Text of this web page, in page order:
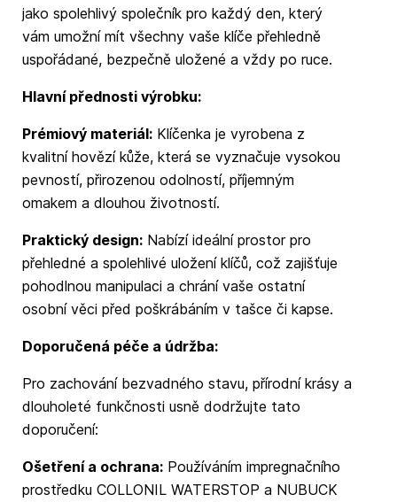
jako spolehlivý společník pro každý den, který
vám umožní mít všechny vaše klíče přehledně
uspořádané, bezpečně uložené a vždy po ruce.
Hlavní přednosti výrobku:
Prémiový materiál:Klíčenka je vyrobena z
kvalitní hovězí kůže, která se vyznačuje vysokou
pevností, přirozenou odolností, příjemným
omakem a dlouhou životností.
Praktický design:Nabízí ideální prostor pro
přehledné a spolehlivé uložení klíčů, což zajišťuje
pohodlnou manipulaci a chrání vaše ostatní
osobní věci před poškrábáním v tašce či kapse.
Doporučená péče a údržba:
Pro zachování bezvadného stavu, přírodní krásy a
dlouholeté funkčnosti usně dodržujte tato
doporučení:
Ošetření a ochrana:Používáním impregnačního
prostředku COLLONIL WATERSTOP a NUBUCK